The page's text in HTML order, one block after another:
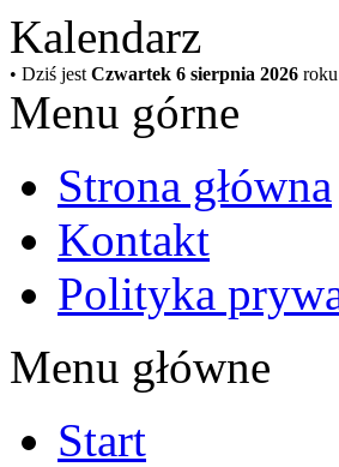
Kalendarz
• Dziś jest Czwartek 6 sierpnia 2026 roku
Menu górne
Strona główna
Kontakt
Polityka
Menu główne
Start